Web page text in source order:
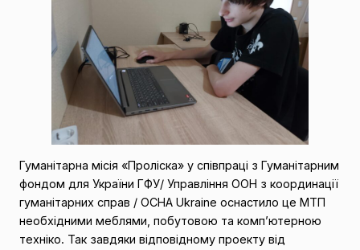
Гуманітарна місія «Проліска» у співпраці з Гуманітарним
фондом для України ГФУ/ Управління ООН з координації
гуманітарних справ / OCHA Ukraine оснастило це МТП
необхідними меблями, побутовою та комп’ютерною
техніко. Так завдяки відповідному проекту від